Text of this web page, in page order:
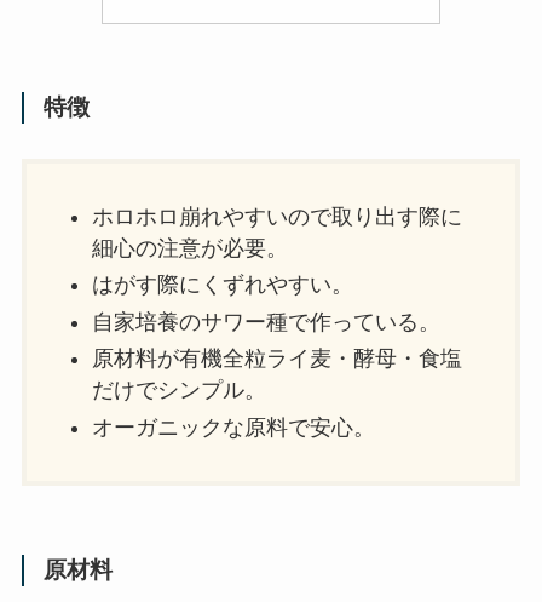
特徴
ホロホロ崩れやすいので取り出す際に
細心の注意が必要。
はがす際にくずれやすい。
自家培養のサワー種で作っている。
原材料が有機全粒ライ麦・酵母・食塩
だけでシンプル。
オーガニックな原料で安心。
原材料